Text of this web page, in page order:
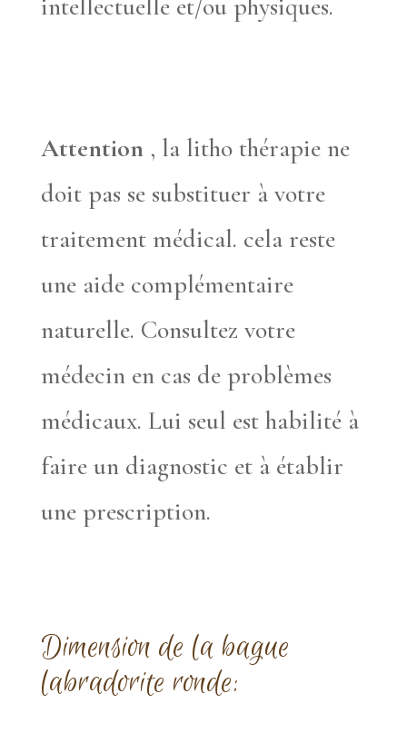
Attention, la litho thérapie ne
doit pas se substituer à votre
traitement médical. cela reste
une aide complémentaire
naturelle. Consultez votre
médecin en cas de problèmes
médicaux. Lui seul est habilité à
faire un diagnostic et à établir
une prescription.
Dimension de la bague
labradorite ronde: